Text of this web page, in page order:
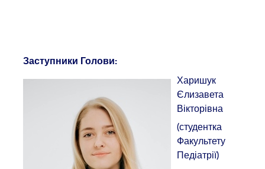
Заступники Голови:
Харишук
Єлизавета
Вікторівна
(студентка
Факультету
Педіатрії)